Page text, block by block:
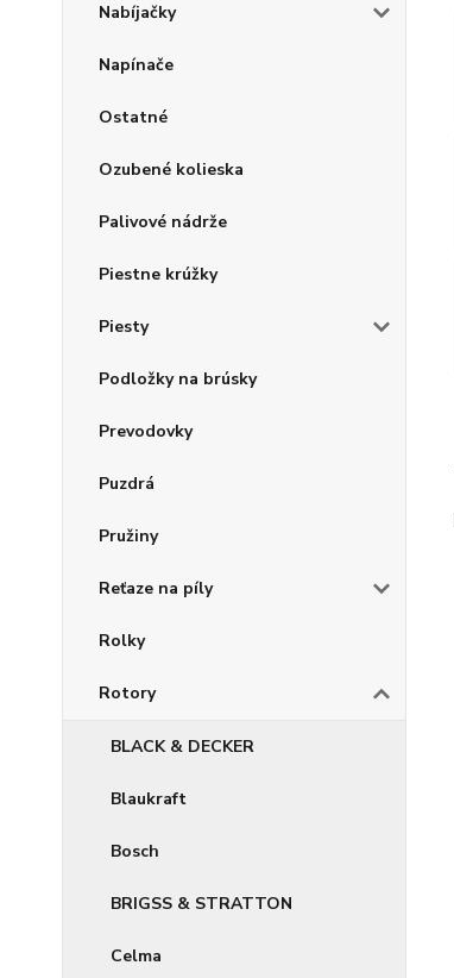
Nabíjačky
Napínače
Ostatné
Ozubené kolieska
Palivové nádrže
Piestne krúžky
Piesty
Podložky na brúsky
Prevodovky
Puzdrá
Pružiny
Reťaze na píly
Rolky
Rotory
BLACK & DECKER
Blaukraft
Bosch
BRIGSS & STRATTON
Celma